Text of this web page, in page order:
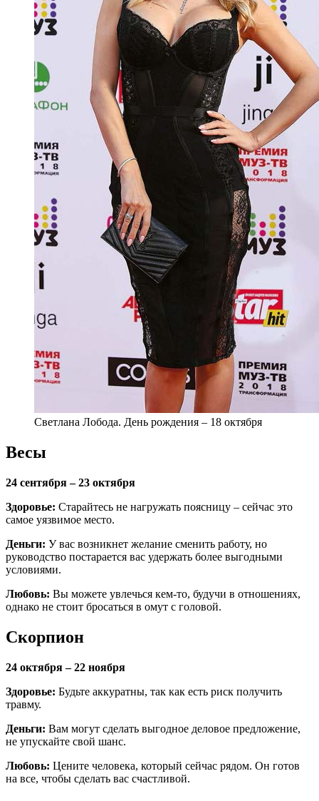
Светлана Лобода. День рождения – 18 октября
Весы
24 сентября – 23 октября
Здоровье: Старайтесь не нагружать поясницу – сейчас это
самое уязвимое место.
Деньги: У вас возникнет желание сменить работу, но
руководство постарается вас удержать более выгодными
условиями.
Любовь: Вы можете увлечься кем-то, будучи в отношениях,
однако не стоит бросаться в омут с головой.
Скорпион
24 октября – 22 ноября
Здоровье: Будьте аккуратны, так как есть риск получить
травму.
Деньги: Вам могут сделать выгодное деловое предложение,
не упускайте свой шанс.
Любовь: Цените человека, который сейчас рядом. Он готов
на все, чтобы сделать вас счастливой.